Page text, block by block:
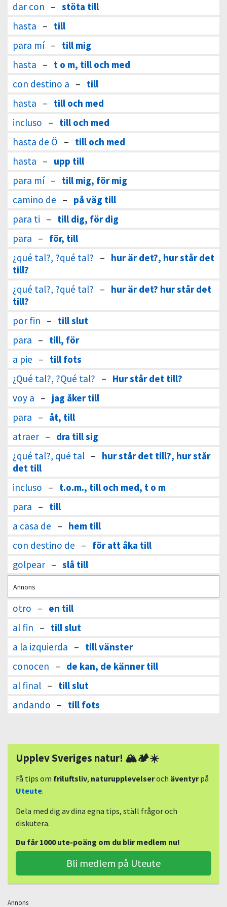
dar con – stöta till
hasta – till
para mí – till mig
hasta – t o m, till och med
con destino a – till
hasta – till och med
incluso – till och med
hasta de Ö – till och med
hasta – upp till
para mí – till mig, för mig
camino de – på väg till
para ti – till dig, för dig
para – för, till
¿qué tal?, ?qué tal? – hur är det?, hur står det
till?
¿qué tal?, ?qué tal? – hur är det? hur står det
till?
por fin – till slut
para – till, för
a pie – till fots
¿Qué tal?, ?Qué tal? – Hur står det till?
voy a – jag åker till
para – åt, till
atraer – dra till sig
¿qué tal?, qué tal – hur står det till?, hur står
det till
incluso – t.o.m., till och med, t o m
para – till
a casa de – hem till
con destino de – för att åka till
golpear – slå till
Annons
otro – en till
al fin – till slut
a la izquierda – till vänster
conocen – de kan, de känner till
al final – till slut
andando – till fots
Upplev Sveriges natur! 🏔🏕☀️
Få tips om friluftsliv, naturupplevelseroch äventyrpå
Uteute.
Dela med dig av dina egna tips, ställ frågor och
diskutera.
Du får 1000 ute-poäng om du blir medlem nu!
Bli medlem på Uteute
Annons